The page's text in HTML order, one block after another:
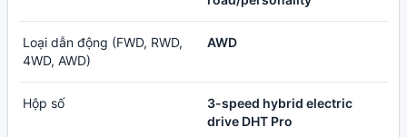
Loại dẫn động (FWD, RWD,
4WD, AWD)
AWD
Hộp số
3-speed hybrid electric
drive DHT Pro